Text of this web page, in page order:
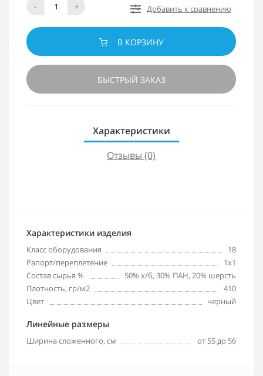
-
+
Добавить к сравнению
В КОРЗИНУ
БЫСТРЫЙ ЗАКАЗ
Характеристики
Отзывы (0)
Характеристики изделия
Класс оборудования
18
Рапорт/переплетение
1х1
Состав сырья %
50% х/б, 30% ПАН, 20% шерсть
Плотность, гр/м2
410
Цвет
черный
Линейные размеры
Ширина сложенного, см от 55 до 56